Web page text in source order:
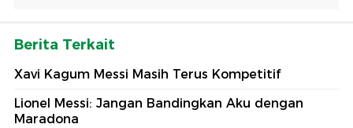
Berita Terkait
Xavi Kagum Messi Masih Terus Kompetitif
Lionel Messi: Jangan Bandingkan Aku dengan
Maradona